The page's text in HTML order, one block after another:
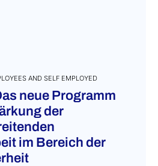
AND SELF EMPLOYED
neue Programm
der
im Bereich der